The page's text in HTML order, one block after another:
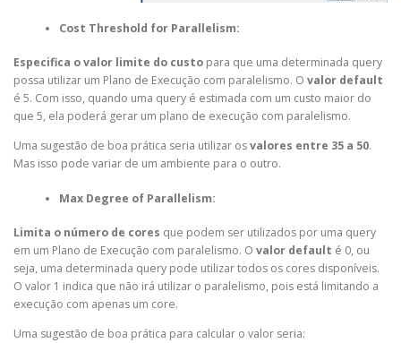
Cost Threshold for Parallelism:
Especifica ovalor limite do custo para que uma determinada query
possa utilizar um Plano de Execução com paralelismo. O valor default
é 5. Com isso, quando uma query é estimada com um custo maior do
que 5, ela poderá gerar um plano de execução com paralelismo.
Uma sugestão de boa prática seria utilizar osvalores entre 35 a 50.
Mas isso pode variar de um ambiente para o outro.
Max Degree of Parallelism:
Limita o número de cores que podem ser utilizados por uma query
em um Plano de Execução com paralelismo. O valor default é 0, ou
seja, uma determinada query pode utilizar todos os cores disponíveis.
O valor 1 indica que não irá utilizar o paralelismo, pois está limitando a
execução com apenas um core.
Uma sugestão de boa prática para calcular o valor seria: